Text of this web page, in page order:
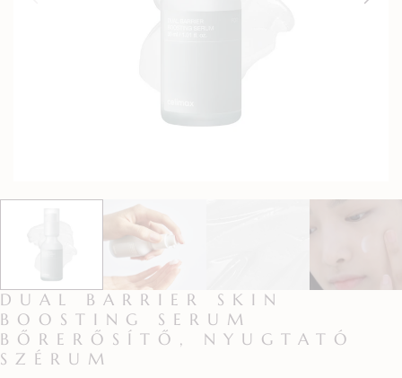
DUAL BARRIER SKIN
BOOSTING SERUM
BŐRERŐSÍTŐ, NYUGTATÓ
SZÉRUM